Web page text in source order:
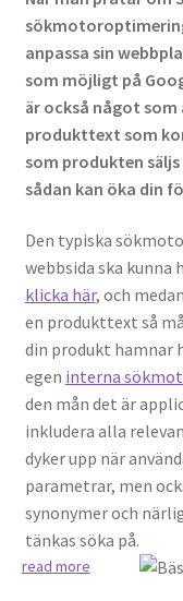
Tänk på detta när
anpassa sin
som möjligt på
är också något
produkttext som
som produkten
sådan kan öka din
Den typiska
webbsida ska kunna
klicka här, och
en produkttext så
din produkt hamnar
egen interna
den mån det är
inkludera alla
dyker upp när
parametrar, men
synonymer och
tänkas söka på.
read more